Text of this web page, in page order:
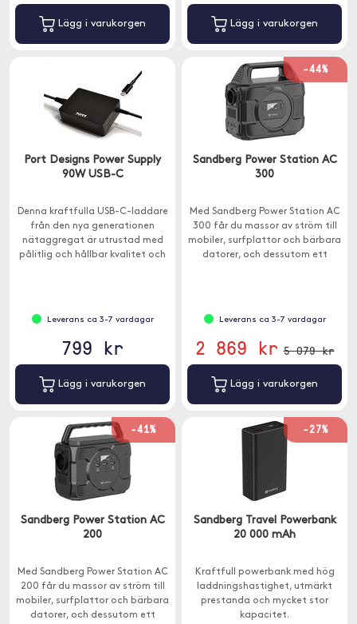
Lägg i varukorgen Lägg i varukorgen
Port Designs Power Supply
90W USB-C
Denna kraftfulla USB-C-laddare
från den nya generationen
nätaggregat är utrustad med
pålitlig och hållbar kvalitet och
Leverans ca 3-7 vardagar
799 kr
Lägg i varukorgen
-44%
Sandberg Power Station AC
300
Med Sandberg Power Station AC
300 får du massor av ström till
mobiler, surfplattor och bärbara
datorer, och dessutom ett
Leverans ca 3-7 vardagar
2 869 kr 5 079 kr
Lägg i varukorgen
-41%
Sandberg Power Station AC
200
Med Sandberg Power Station AC
200 får du massor av ström till
mobiler, surfplattor och bärbara
datorer, och dessutom ett
-27%
Sandberg Travel Powerbank
20 000 mAh
Kraftfull powerbank med hög
laddningshastighet, utmärkt
prestanda och mycket stor
kapacitet.